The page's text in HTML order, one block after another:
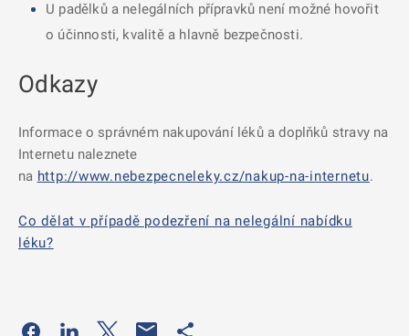
U padělků a nelegálních přípravků není možné hovořit
o účinnosti, kvalitě a hlavně bezpečnosti.
Odkazy
Informace o správném nakupování léků a doplňků stravy na
Internetu naleznete
na http://www.nebezpecneleky.cz/nakup-na-internetu.
Co dělat v případě podezření na nelegální nabídku
léku?
Odkaz se otevře na nové kartě
Odkaz se otevře na nové kartě
Odkaz se otevře na nové kartě